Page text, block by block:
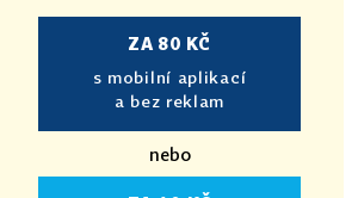
ZA 80 KČ
s mobilní aplikací
a bez reklam
nebo